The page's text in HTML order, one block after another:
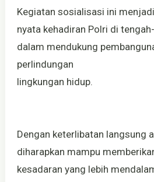
Kegiatan sosialisasi ini
nyata kehadiran Polri di
dalam mendukung
perlindungan
lingkungan hidup.
Dengan keterlibatan langsung
diharapkan mampu
kesadaran yang lebih